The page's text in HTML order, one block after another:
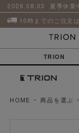
2026.08.03
夏季休業
10時までのご注文
TRION
革
小
物
ア
品
HOME 商品を選ぶ